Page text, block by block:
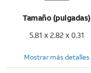
Tamaño (pulgadas)
5.81 x 2.82 x 0.31
Mostrar más detalles